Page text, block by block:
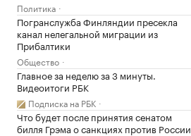
Политика
Погранслужба Финляндии пресекла
канал нелегальной миграции из
Прибалтики
Общество
Главное за неделю за 3 минуты.
Видеоитоги РБК
Подписка на РБК
Что будет после принятия сенатом
билля Грэма о санкциях против России